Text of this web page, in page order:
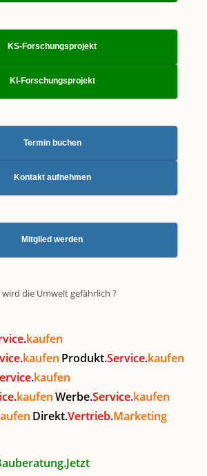
KS-Forschungsprojekt
KI-Forschungsprojekt
Termin buchen
Kontakt aufnehmen
Mitglied werden
.kaufen
.kaufen Produkt.Service.kaufen
.kaufen
.kaufen Werbe.Service.kaufen
Direkt.Vertrieb.Marketing